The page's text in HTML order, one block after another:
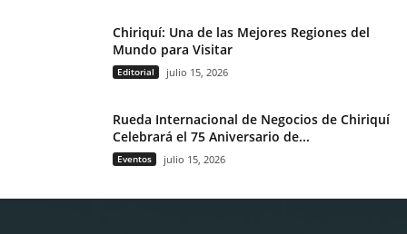
Chiriquí: Una de las Mejores Regiones del
Mundo para Visitar
Editorial julio 15, 2026
Rueda Internacional de Negocios de Chiriquí
Celebrará el 75 Aniversario de...
Eventos julio 15, 2026